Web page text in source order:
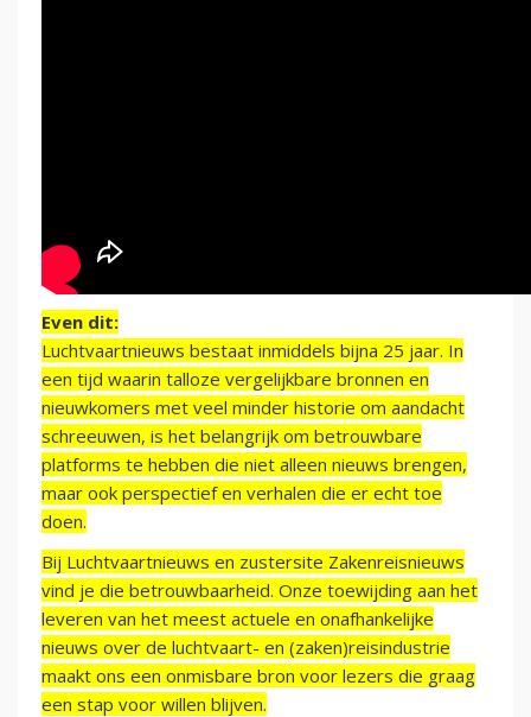
Even dit:
Luchtvaartnieuws bestaat inmiddels bijna 25 jaar. In
een tijd waarin talloze vergelijkbare bronnen en
nieuwkomers met veel minder historie om aandacht
schreeuwen, is het belangrijk om betrouwbare
platforms te hebben die niet alleen nieuws brengen,
maar ook perspectief en verhalen die er echt toe
doen.
Bij Luchtvaartnieuws en zustersite Zakenreisnieuws
vind je die betrouwbaarheid. Onze toewijding aan het
leveren van het meest actuele en onafhankelijke
nieuws over de luchtvaart- en (zaken)reisindustrie
maakt ons een onmisbare bron voor lezers die graag
een stap voor willen blijven.